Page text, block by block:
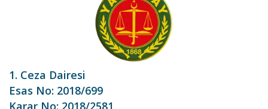
1. Ceza Dairesi
Esas No: 2018/699
Karar No: 2018/2581